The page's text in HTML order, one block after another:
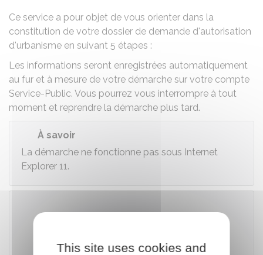
Ce service a pour objet de vous orienter dans la
constitution de votre dossier de demande d'autorisation
d'urbanisme en suivant 5 étapes :
Les informations seront enregistrées automatiquement
au fur et à mesure de votre démarche sur votre compte
Service-Public. Vous pourrez vous interrompre à tout
moment et reprendre la démarche plus tard.
À savoir
La démarche ne fonctionne pas sous Internet
Explorer 11.
This site uses cookies and